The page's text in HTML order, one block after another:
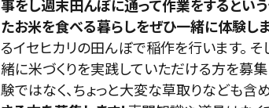
事をし週末田んぼに通って作業をするとい
たお米を食べる暮らしをぜひ一緒に体験しま
るイセヒカリの田んぼで稲作を行います。
緒に米づくりを実践していただける方を募
験ではなく、ちょっと大変な草取りなども含め